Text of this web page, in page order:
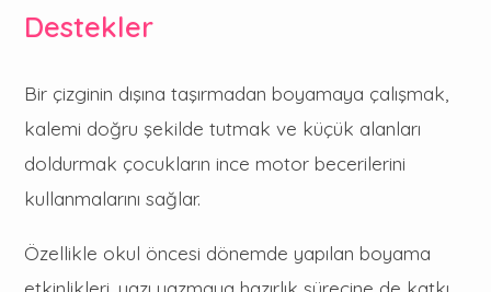
Destekler
Bir çizginin dışına taşırmadan boyamaya çalışmak,
kalemi doğru şekilde tutmak ve küçük alanları
doldurmak çocukların ince motor becerilerini
kullanmalarını sağlar.
Özellikle okul öncesi dönemde yapılan boyama